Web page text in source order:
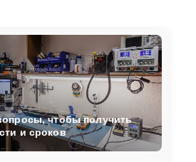
чтобы получить
и сроков